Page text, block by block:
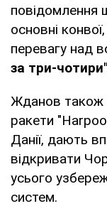
повідомлення
основні
перевагу над
за три-
Жданов також
ракети
Данії, дають
відкривати
усього
систем.